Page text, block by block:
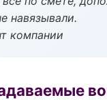
навязывали.
компании